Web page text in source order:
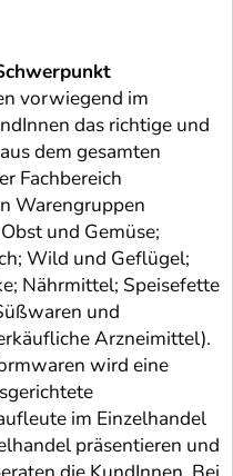
vorwiegend im
das richtige und
dem gesamten
Fachbereich
Warengruppen
und Gemüse;
Wild und Geflügel;
Nährmittel; Speisefette
und
Arzneimittel).
wird eine
im Einzelhandel
präsentieren und